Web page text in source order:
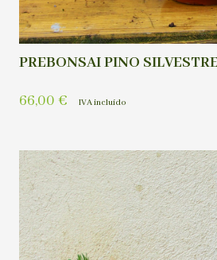
PREBONSAI PINO SILVESTRE
66,00 € IVA incluído